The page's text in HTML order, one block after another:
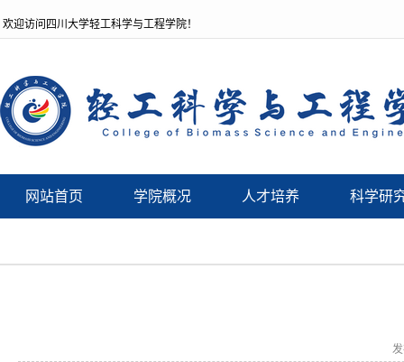
欢迎访问四川大学轻工科学与工程学院！
网站首页 学院概况 人才培养 科学研